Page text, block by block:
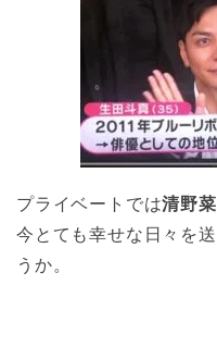
プライベートでは清野
今とても幸せな日々を
うか。